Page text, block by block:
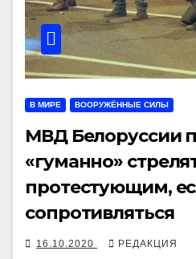
В МИРЕ ВООРУЖЁННЫЕ СИЛЫ
МВД Белоруссии
«гуманно»
протестующим,
сопротивляться
16.10.2020 РЕДАКЦИЯ